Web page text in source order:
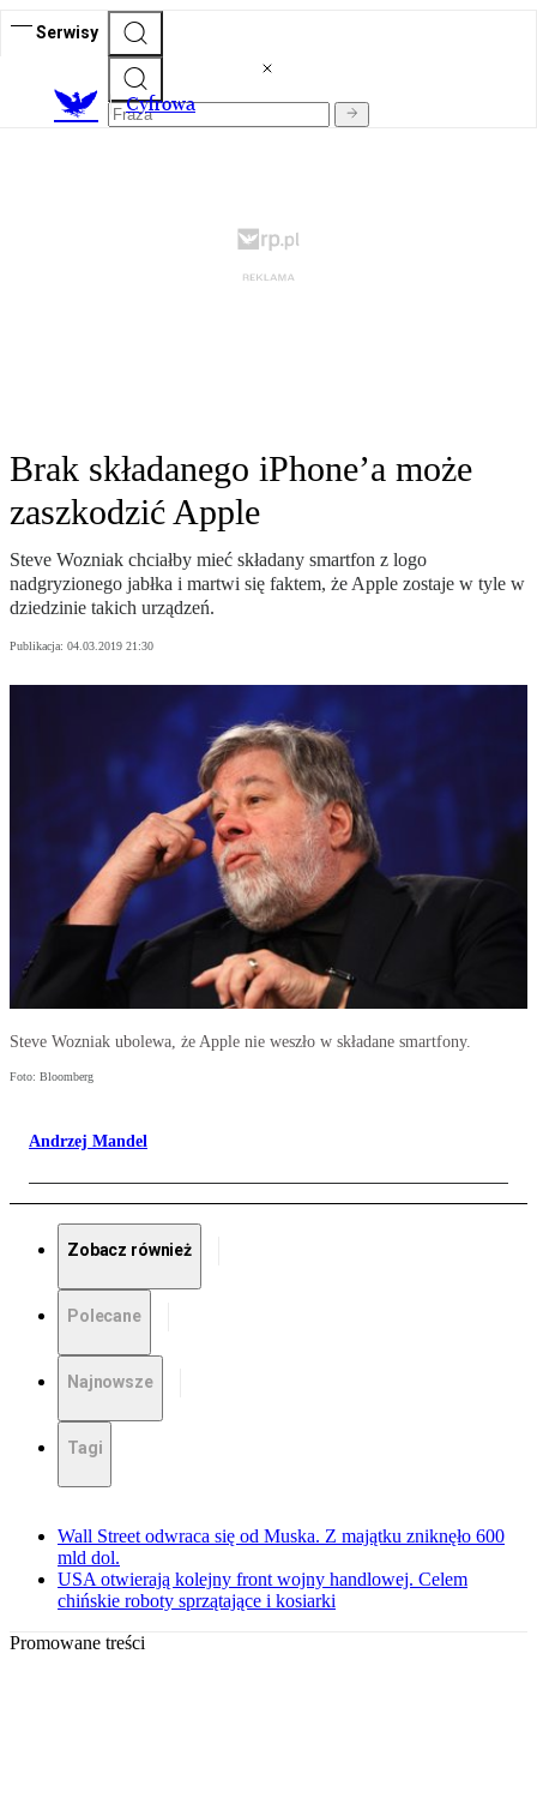
Serwisy
Cyfrowa
Brak składanego iPhone’a może
zaszkodzić Apple
Steve Wozniak chciałby mieć składany smartfon z logo
nadgryzionego jabłka i martwi się faktem, że Apple zostaje w tyle w
dziedzinie takich urządzeń.
Publikacja: 04.03.2019 21:30
Steve Wozniak ubolewa, że Apple nie weszło w składane smartfony.
Foto: Bloomberg
Andrzej Mandel
Zobacz również
Polecane
Najnowsze
Tagi
Wall Street odwraca się od Muska. Z majątku zniknęło 600
mld dol.
USA otwierają kolejny front wojny handlowej. Celem
chińskie roboty sprzątające i kosiarki
Promowane treści